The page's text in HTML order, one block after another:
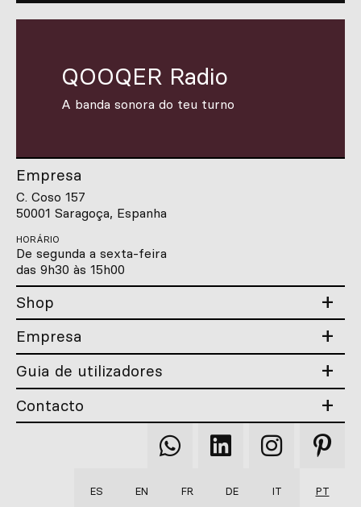
QOOQER Radio
A banda sonora do teu turno
Empresa
C. Coso 157
50001 Saragoça, Espanha
HORÁRIO
De segunda a sexta-feira
das 9h30 às 15h00
Shop
Empresa
Guia de utilizadores
Contacto
Qooqer
WhatsApp
Qooqer
Linkedin
Qooqer
Instagram
Qooqer
ES EN FR DE IT PT